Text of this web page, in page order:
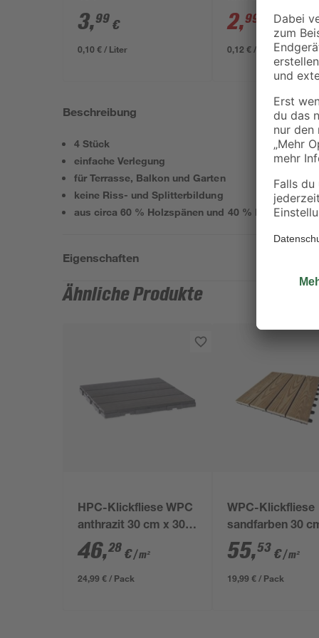
3,99 €
0,10 € / Liter
2,99 3,29 €
0,12 € / Kilogramm
Beschreibung
4 Stück
einfache Verlegung
für Terrasse, Balkon und Garten
keine Riss- und Splitterbildung
aus circa 60 % Holzspänen und 40 % Kunststoff
Eigenschaften
Ähnliche Produkte
HPC-Klickfliese WPC
anthrazit 30 cm x 30
cm x 23 mm 6 Stück
46,28 €/ m²
24,99 € / Pack
WPC-Klickfliese
sandfarben 30
30 cm x 22 mm 4
Stück
55,53 €/ m²
19,99 € / Pack